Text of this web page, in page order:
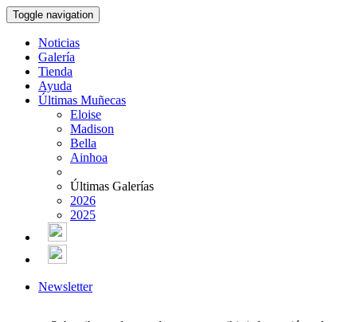
Toggle navigation
Noticias
Galería
Tienda
Ayuda
Últimas Muñecas
Eloise
Madison
Bella
Ainhoa
Últimas Galerías
2026
2025
Newsletter